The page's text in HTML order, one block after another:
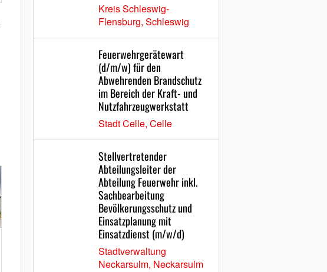
Kreis Schleswig-
Flensburg, Schleswig
Feuerwehrgerätewart
(d/m/w) für den
Abwehrenden Brandschutz
im Bereich der Kraft- und
Nutzfahrzeugwerkstatt
Stadt Celle, Celle
Stellvertretender
Abteilungsleiter der
Abteilung Feuerwehr inkl.
Sachbearbeitung
Bevölkerungsschutz und
Einsatzplanung mit
Einsatzdienst (m/w/d)
Stadtverwaltung
Neckarsulm, Neckarsulm